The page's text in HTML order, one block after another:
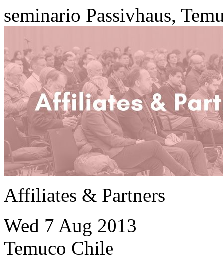
seminario Passivhaus,
Affiliates & Partners
Wed 7 Aug 2013
Temuco Chile